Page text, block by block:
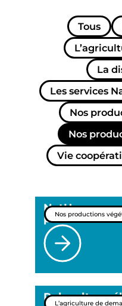
Tous
La
Les services
Nos
Nos
Vie
Nos productions
NatUp
pour la
L’agriculture de
Polyculture-